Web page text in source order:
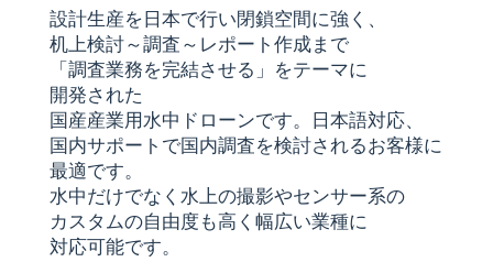
設計生産を​日本で​行い​閉鎖​空間に​強く、​
机上検討～調査～レポート作成まで​
「調査業務を​完結させる」を​テーマに​
開発された
国産産業用水中​ドローンです。​日本語対応、​
国内サポートで​国内調査を​検討される​お客様に​
最適です。
水中だけでなく​水上の​撮影や​センサー系の​
カスタムの​自由度も​高く​幅​広い​業種に​
対応可能です。